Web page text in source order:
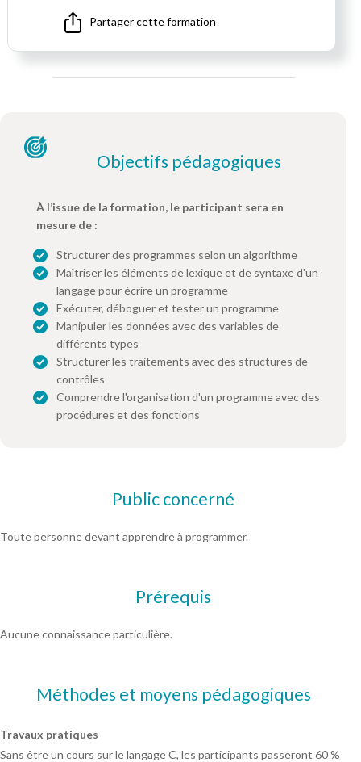
Partager cette formation
Objectifs pédagogiques
À l’issue de la formation, le participant sera en
mesure de :
Structurer des programmes selon un algorithme
Maîtriser les éléments de lexique et de syntaxe d'un
langage pour écrire un programme
Exécuter, déboguer et tester un programme
Manipuler les données avec des variables de
différents types
Structurer les traitements avec des structures de
contrôles
Comprendre l'organisation d'un programme avec des
procédures et des fonctions
Public concerné
Toute personne devant apprendre à programmer.
Prérequis
Aucune connaissance particulière.
Méthodes et moyens pédagogiques
Travaux pratiques
Sans être un cours sur le langage C, les participants passeront 60 %